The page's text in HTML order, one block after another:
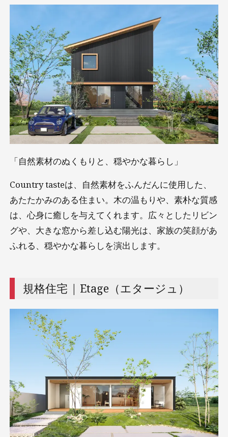
「自然素材のぬくもりと、穏やかな暮らし」
Country tasteは、自然素材をふんだんに使用した、
あたたかみのある住まい。木の温もりや、素朴な質感
は、心身に癒しを与えてくれます。広々としたリビン
グや、大きな窓から差し込む陽光は、家族の笑顔があ
ふれる、穏やかな暮らしを演出します。
規格住宅 | Etage（エタージュ）